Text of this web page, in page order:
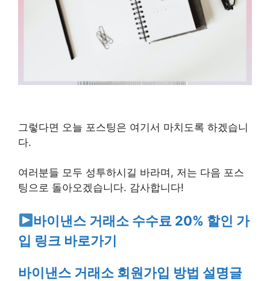
그렇다면 오늘 포스팅은 여기서 마치도록 하겠습니
다.
여러분들 모두 성투하시길 바라며, 저는 다음 포스
팅으로 돌아오겠습니다. 감사합니다!
바이낸스 거래소 수수료 20% 할인 가
입 링크 바로가기
바이낸스 거래소 회원가입 방법 설명글